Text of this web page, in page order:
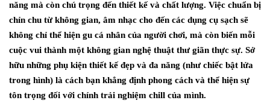
năng mà còn chú trọng đến thiết kế và chất lượng. Việc chuẩn bị
chỉn chu từ không gian, âm nhạc cho đến các dụng cụ sạch sẽ
không chỉ thể hiện gu cá nhân của người chơi, mà còn biến mỗi
cuộc vui thành một không gian nghệ thuật thư giãn thực sự. Sở
hữu những phụ kiện thiết kế đẹp và đa năng (như chiếc bật lửa
trong hình) là cách bạn khẳng định phong cách và thể hiện sự
tôn trọng đối với chính trải nghiệm chill của mình.